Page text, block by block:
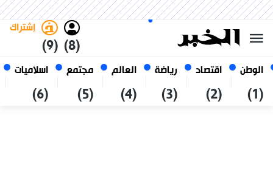
الوطن
(1)
اقتصاد
(2)
رياضة
(3)
العالم
(4)
مجتمع
(5)
اسلاميات
(6)
(8)
إشتراك
(9)
أغسطس 2026
الجزائر